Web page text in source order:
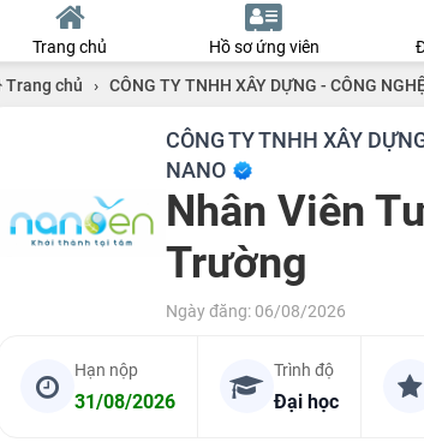
Trang chủ Hồ sơ ứng viên
Trang chủ › CÔNG TY TNHH XÂY DỰNG - CÔNG
CÔNG TY TNHH XÂY
NANO
Nhân Viên
Trường
Ngày đăng: 06/08/2026
Hạn nộp
31/08/2026
Trình độ
Đại học